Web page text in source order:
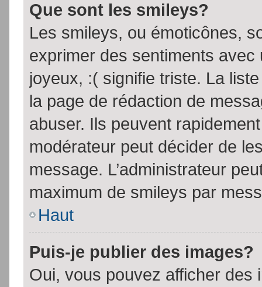
Que sont les smileys?
Les smileys, ou émoticônes,
exprimer des sentiments
joyeux, :( signifie triste. La
la page de rédaction de
abuser. Ils peuvent
modérateur peut décider de
message. L’administrateur
maximum de smileys par
Haut
Puis-je publier des images?
Oui, vous pouvez afficher